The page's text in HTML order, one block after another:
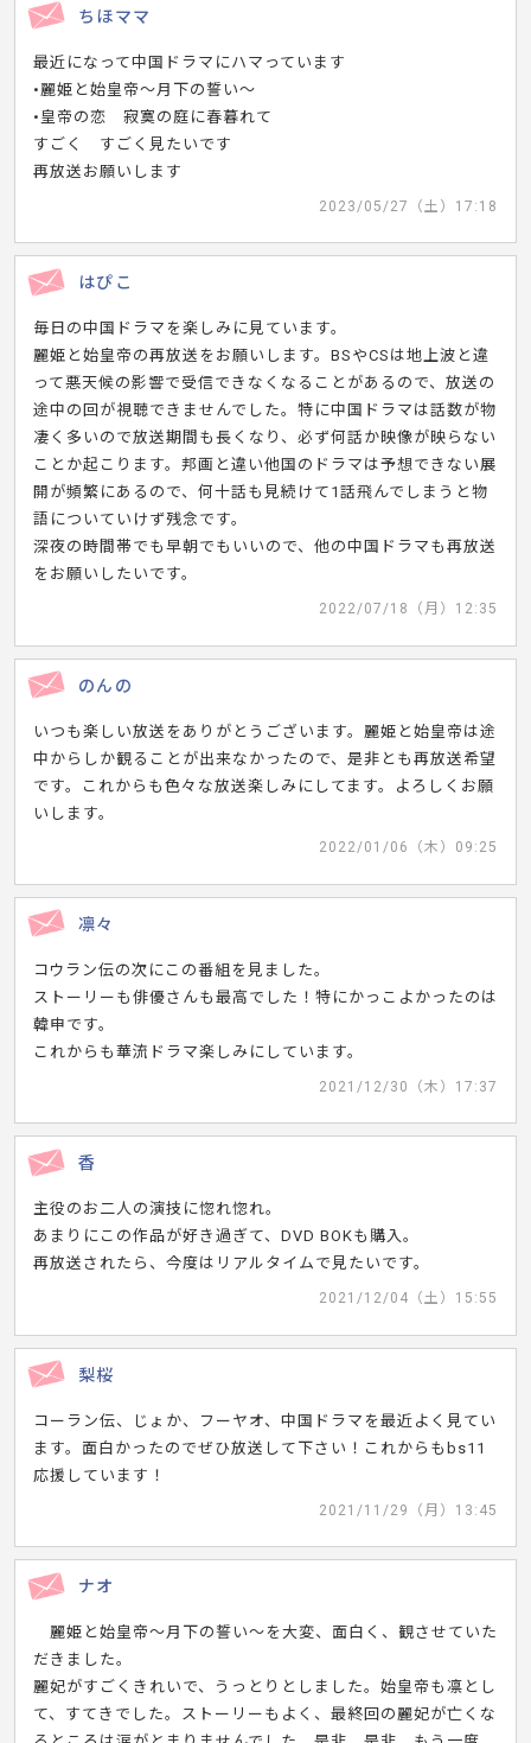
ちほママ
最近になって中国ドラマにハマっています
•麗姫と始皇帝〜月下の誓い〜
•皇帝の恋 寂寞の庭に春暮れて
すごく すごく見たいです
再放送お願いします
2023/05/27（土）17:18
はぴこ
毎日の中国ドラマを楽しみに見ています。
麗姫と始皇帝の再放送をお願いします。BSやCSは地上波と違
って悪天候の影響で受信できなくなることがあるので、放送の
途中の回が視聴できませんでした。特に中国ドラマは話数が物
凄く多いので放送期間も長くなり、必ず何話か映像が映らない
ことか起こります。邦画と違い他国のドラマは予想できない展
開が頻繁にあるので、何十話も見続けて1話飛んでしまうと物
語についていけず残念です。
深夜の時間帯でも早朝でもいいので、他の中国ドラマも再放送
をお願いしたいです。
2022/07/18（月）12:35
のんの
いつも楽しい放送をありがとうございます。麗姫と始皇帝は途
中からしか観ることが出来なかったので、是非とも再放送希望
です。これからも色々な放送楽しみにしてます。よろしくお願
いします。
2022/01/06（木）09:25
凛々
コウラン伝の次にこの番組を見ました。
ストーリーも俳優さんも最高でした！特にかっこよかったのは
韓申です。
これからも華流ドラマ楽しみにしています。
2021/12/30（木）17:37
香
主役のお二人の演技に惚れ惚れ。
あまりにこの作品が好き過ぎて、DVD BOKも購入。
再放送されたら、今度はリアルタイムで見たいです。
2021/12/04（土）15:55
梨桜
コーラン伝、じょか、フーヤオ、中国ドラマを最近よく見てい
ます。面白かったのでぜひ放送して下さい！これからもbs11
応援しています！
2021/11/29（月）13:45
ナオ
麗姫と始皇帝～月下の誓い～を大変、面白く、観させていた
だきました。
麗妃がすごくきれいで、うっとりとしました。始皇帝も凛とし
て、すてきでした。ストーリーもよく、最終回の麗妃が亡くな